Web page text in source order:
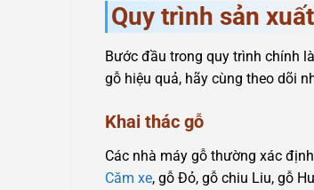
Quy trình sản
Bước đầu trong quy trình chính
gỗ hiệu quả, hãy cùng theo dõi
Khai thác gỗ
Các nhà máy gỗ thường xác
Căm xe, gỗ Đỏ, gỗ chiu Liu, gỗ